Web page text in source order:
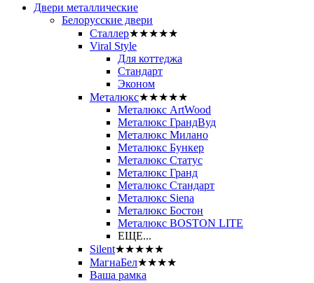
Двери металлические
Белорусские двери
Сталлер★★★★★
Viral Style
Для коттеджа
Стандарт
Эконом
Металюкс★★★★★
Металюкс ArtWood
Металюкс ГрандВуд
Металюкс Милано
Металюкс Бункер
Металюкс Статус
Металюкс Гранд
Металюкс Стандарт
Металюкс Siena
Металюкс Бостон
Металюкс BOSTON LITE
ЕЩЕ...
Silent★★★★★
МагнаБел★★★★
Ваша рамка